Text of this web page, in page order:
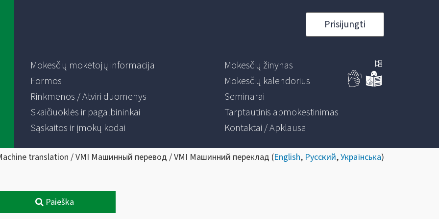
Prisijungti
Mokesčių mokėtojų informacija
Formos
Rinkmenos / Atviri duomenys
Skaičiuoklės ir pagalbininkai
Sąskaitos ir įmokų kodai
Mokesčių žinynas
Mokesčių kalendorius
Seminarai
Tarptautinis apmokestinimas
Kontaktai / Apklausa
translation / VMI Машинный перевод / VMI Машинний переклад (English, Русский,Українська)
Paieška